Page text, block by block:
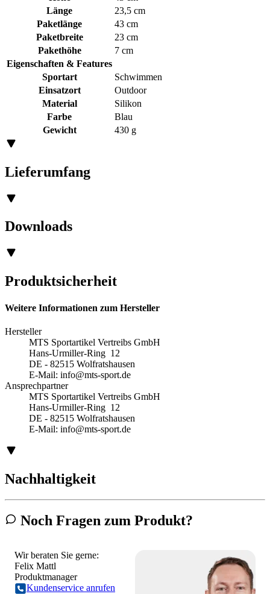
Länge
23,5 cm
Paketlänge
43 cm
Paketbreite
23 cm
Pakethöhe
7 cm
Eigenschaften & Features
Sportart
Schwimmen
Einsatzort
Outdoor
Material
Silikon
Farbe
Blau
Gewicht
430 g
Lieferumfang
Downloads
Produktsicherheit
Weitere Informationen zum Hersteller
Hersteller
MTS Sportartikel Vertreibs GmbH
Hans-Urmiller-Ring 12
DE - 82515 Wolfratshausen
E-Mail: info@mts-sport.de
Ansprechpartner
MTS Sportartikel Vertreibs GmbH
Hans-Urmiller-Ring 12
DE - 82515 Wolfratshausen
E-Mail: info@mts-sport.de
Nachhaltigkeit
Noch Fragen zum Produkt?
Wir beraten Sie gerne:
Felix Mattl
Produktmanager
Kundenservice anrufen